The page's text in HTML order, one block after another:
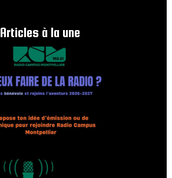
Articles à la une